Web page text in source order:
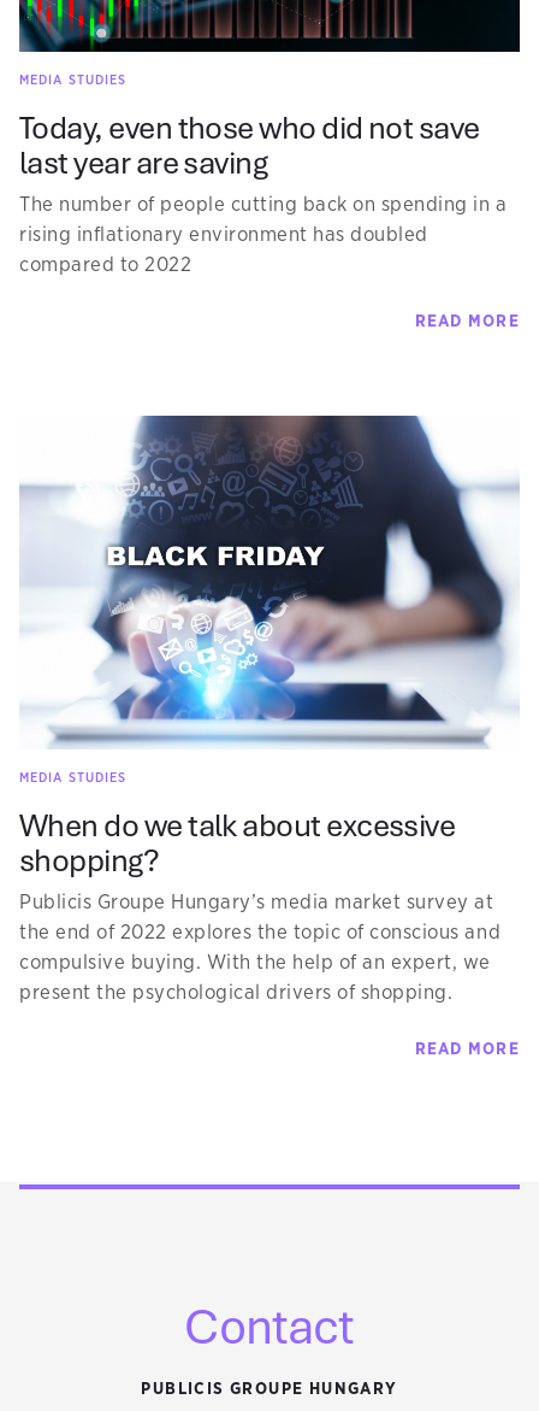
MEDIA STUDIES
Today, even those who did not save
last year are saving
The number of people cutting back on spending in a
rising inflationary environment has doubled
compared to 2022
READ MORE
MEDIA STUDIES
When do we talk about excessive
shopping?
Publicis Groupe Hungary’s media market survey at
the end of 2022 explores the topic of conscious and
compulsive buying. With the help of an expert, we
present the psychological drivers of shopping.
READ MORE
Contact
PUBLICIS GROUPE HUNGARY